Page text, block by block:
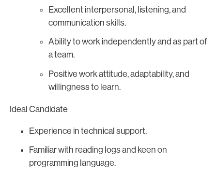
Excellent interpersonal, listening, and
communication skills.
Ability to work independently and as part of
a team.
Positive work attitude, adaptability, and
willingness to learn.
Ideal Candidate
Experience in technical support.
Familiar with reading logs and keen on
programming language.